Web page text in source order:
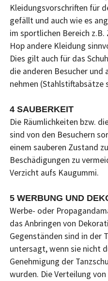
Kleidungsvorschriften für
gefällt und auch wie es
im sportlichen Bereich
Hop andere Kleidung
Dies gilt auch für das
die anderen Besucher und
nehmen (Stahlstiftabsätze
4 SAUBERKEIT
Die Räumlichkeiten bzw.
sind von den Besuchern
einem sauberen Zustand
Beschädigungen zu
Verzicht aufs Kaugummi.
5 WERBUNG UND
Werbe- oder
das Anbringen von
Gegenständen sind in der
untersagt, wenn sie nicht
Genehmigung der
wurden. Die Verteilung